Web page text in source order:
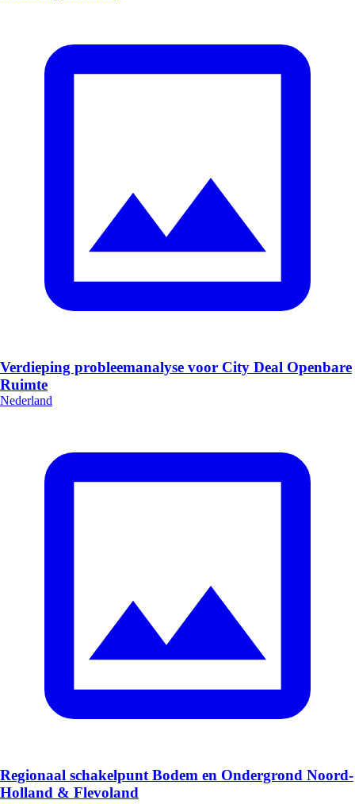
Verdieping probleemanalyse voor City Deal Openbare
Ruimte
Nederland
Regionaal schakelpunt Bodem en Ondergrond Noord-
Holland & Flevoland